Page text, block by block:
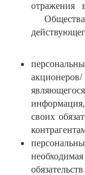
отражения
своих